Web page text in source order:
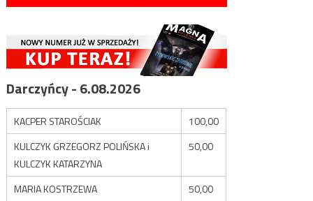
Darczyńcy - 6.08.2026
KACPER STAROŚCIAK
100,00
KULCZYK GRZEGORZ POLIŃSKA i
KULCZYK KATARZYNA
50,00
MARIA KOSTRZEWA 50,00